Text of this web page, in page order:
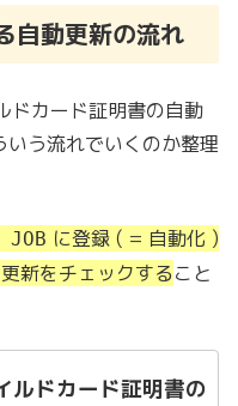
自動更新の流れ
ドカード証明書の自動
う流れでいくのか整理
JOB に登録 ( = 自動化 )
新をチェックすること
ルドカード証明書の